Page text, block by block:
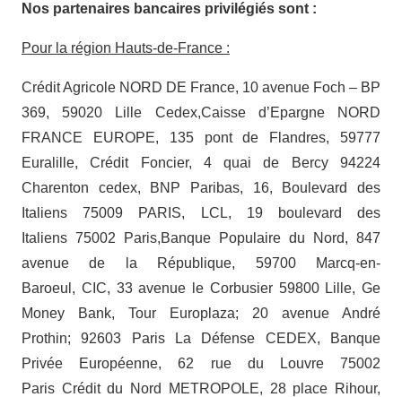
Nos partenaires bancaires privilégiés sont :
Pour la région Hauts-de-France :
Crédit Agricole NORD DE France, 10 avenue Foch – BP
369, 59020 Lille Cedex,Caisse d’Epargne NORD
FRANCE EUROPE, 135 pont de Flandres, 59777
Euralille, Crédit Foncier, 4 quai de Bercy 94224
Charenton cedex, BNP Paribas, 16, Boulevard des
Italiens 75009 PARIS, LCL, 19 boulevard des
Italiens 75002 Paris,Banque Populaire du Nord, 847
avenue de la République, 59700 Marcq-en-
Baroeul, CIC, 33 avenue le Corbusier 59800 Lille, Ge
Money Bank, Tour Europlaza; 20 avenue André
Prothin; 92603 Paris La Défense CEDEX, Banque
Privée Européenne, 62 rue du Louvre 75002
Paris Crédit du Nord METROPOLE, 28 place Rihour,